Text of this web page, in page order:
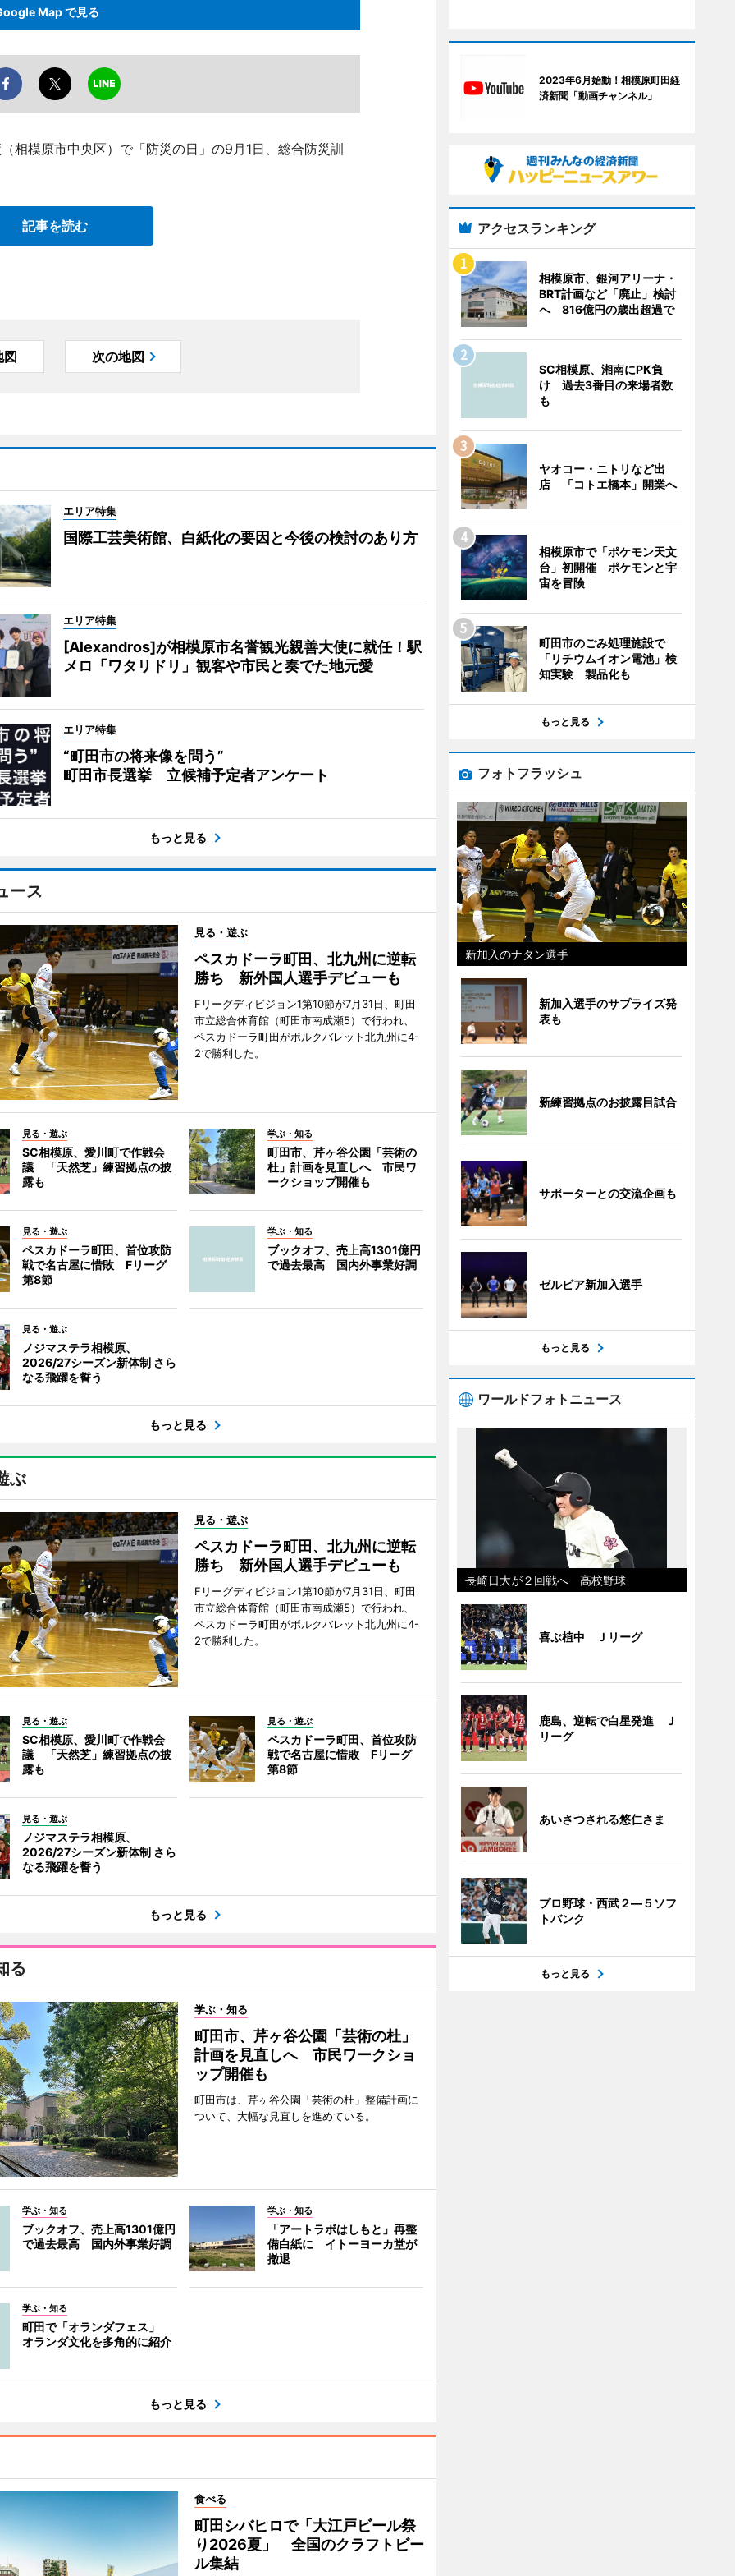
Map で見る
相模原市中央区）で「防災の日」の9月1日、総合防災訓
記事を読む
図 次の地図
エリア特集
国際工芸美術館、白紙化の要因と今後の検討のあり方
エリア特集
[Alexandros]が相模原市名誉観光親善大使に就任！駅
メロ「ワタリドリ」観客や市民と奏でた地元愛
エリア特集
“町田市の将来像を問う”
町田市長選挙 立候補予定者アンケート
もっと見る
ース
見る・遊ぶ
ペスカドーラ町田、北九州に逆転
勝ち 新外国人選手デビューも
Fリーグディビジョン1第10節が7月31日、町田
市立総合体育館（町田市南成瀬5）で行われ、
ペスカドーラ町田がボルクバレット北九州に4-
2で勝利した。
見る・遊ぶ
SC相模原、愛川町で作戦会
議 「天然芝」練習拠点の披
露も
学ぶ・知る
町田市、芹ヶ谷公園「芸術の
杜」計画を見直しへ 市民ワ
ークショップ開催も
見る・遊ぶ
ペスカドーラ町田、首位攻防
戦で名古屋に惜敗 Fリーグ
第8節
学ぶ・知る
ブックオフ、売上高1301億円
で過去最高 国内外事業好調
見る・遊ぶ
ノジマステラ相模原、
2026/27シーズン新体制 さら
なる飛躍を誓う
もっと見る
ぶ
見る・遊ぶ
ペスカドーラ町田、北九州に逆転
勝ち 新外国人選手デビューも
Fリーグディビジョン1第10節が7月31日、町田
市立総合体育館（町田市南成瀬5）で行われ、
ペスカドーラ町田がボルクバレット北九州に4-
2で勝利した。
見る・遊ぶ
SC相模原、愛川町で作戦会
議 「天然芝」練習拠点の披
露も
見る・遊ぶ
ペスカドーラ町田、首位攻防
戦で名古屋に惜敗 Fリーグ
第8節
見る・遊ぶ
ノジマステラ相模原、
2026/27シーズン新体制 さら
なる飛躍を誓う
もっと見る
る
学ぶ・知る
町田市、芹ヶ谷公園「芸術の杜」
計画を見直しへ 市民ワークショ
ップ開催も
町田市は、芹ヶ谷公園「芸術の杜」整備計画に
ついて、大幅な見直しを進めている。
学ぶ・知る
ブックオフ、売上高1301億円
で過去最高 国内外事業好調
学ぶ・知る
「アートラボはしもと」再整
備白紙に イトーヨーカ堂が
撤退
学ぶ・知る
町田で「オランダフェス」
オランダ文化を多角的に紹介
もっと見る
食べる
町田シバヒロで「大江戸ビール祭
り2026夏」 全国のクラフトビー
ル集結
2023年6月始動！相模原町田経
済新聞「動画チャンネル」
アクセスランキング
相模原市、銀河アリーナ・
BRT計画など「廃止」検討
へ 816億円の歳出超過で
SC相模原、湘南にPK負
け 過去3番目の来場者数
も
ヤオコー・ニトリなど出
店 「コトエ橋本」開業へ
相模原市で「ポケモン天文
台」初開催 ポケモンと宇
宙を冒険
町田市のごみ処理施設で
「リチウムイオン電池」検
知実験 製品化も
もっと見る
フォトフラッシュ
新加入のナタン選手
新加入選手のサプライズ発
表も
新練習拠点のお披露目試合
サポーターとの交流企画も
ゼルビア新加入選手
もっと見る
ワールドフォトニュース
長崎日大が２回戦へ 高校野球
喜ぶ植中 Ｊリーグ
鹿島、逆転で白星発進 Ｊ
リーグ
あいさつされる悠仁さま
プロ野球・西武２―５ソフ
トバンク
もっと見る